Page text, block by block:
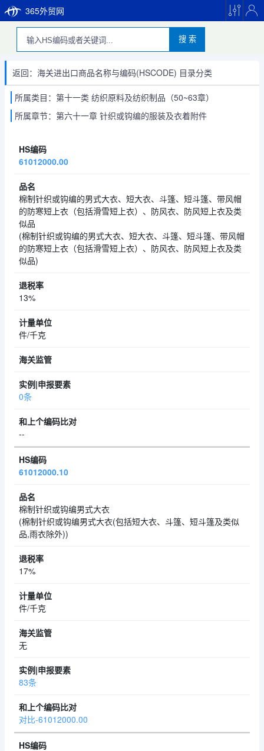
365外贸网
搜 索
返回：海关进出口商品名称与编码(HSCODE) 目录分类
所属类目：第十一类 纺织原料及纺织制品（50~63章）
所属章节：第六十一章 针织或钩编的服装及衣着附件
61012000.00
棉制针织或钩编的男式大衣、短大衣、斗篷、短斗篷、带风帽
的防寒短上衣（包括滑雪短上衣）、防风衣、防风短上衣及类
似品
(棉制针织或钩编的男式大衣、短大衣、斗篷、短斗篷、带风帽
的防寒短上衣（包括滑雪短上衣）、防风衣、防风短上衣及类
似品)
13%
件/千克
0条
--
61012000.10
棉制针织或钩编男式大衣
(棉制针织或钩编男式大衣(包括短大衣、斗篷、短斗篷及类似
品,雨衣除外))
17%
件/千克
无
83条
对比-61012000.00